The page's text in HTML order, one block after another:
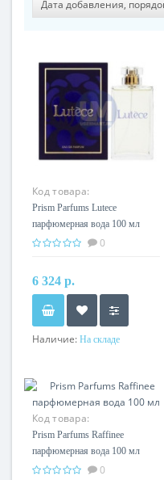
Код товара:
Prism Parfums Lutece
парфюмерная вода 100 мл
0
6 324 р.
Наличие: На складе
Код товара:
Prism Parfums Raffinee
парфюмерная вода 100 мл
0